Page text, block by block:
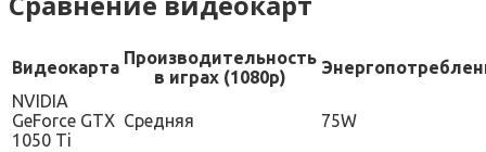
Видеокарта Производительность
в играх (1080p)
NVIDIA
GeForce GTX
1050 Ti
Средняя 75W